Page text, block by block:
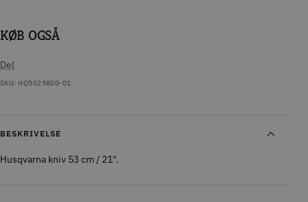
KØB OGSÅ
Del
SKU: HQ5029800-01
BESKRIVELSE
Husqvarna kniv 53 cm / 21".